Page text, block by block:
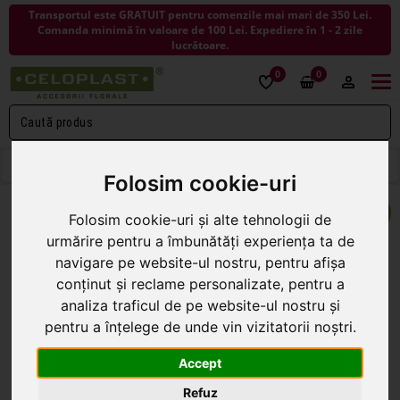
Folosim cookie-uri
Folosim cookie-uri și alte tehnologii de
urmărire pentru a îmbunătăți experiența ta de
navigare pe website-ul nostru, pentru afișa
conținut și reclame personalizate, pentru a
analiza traficul de pe website-ul nostru și
pentru a înțelege de unde vin vizitatorii noștri.
Accept
Refuz
Transportul este GRATUIT pentru comenzile mai mari de 350 Lei.
Comanda minimă în valoare de 100 Lei. Expediere în 1 - 2 zile
lucrătoare.
0 0